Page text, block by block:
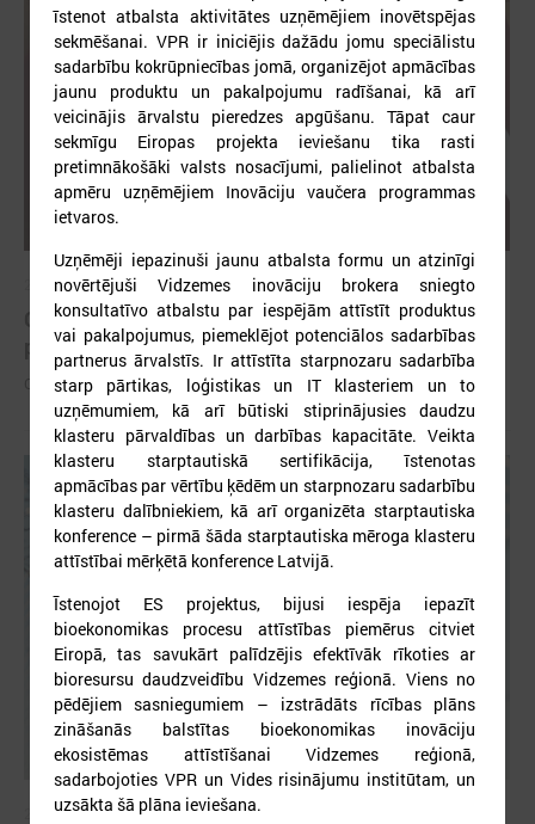
2026. gada 26. maijs
Cildināti “Talkas cilts balvas” uzvarētāji un
pašvaldību koordinatori
Cildināti “Talkas cilts balvas” uzvarētāji un pašvaldību koordinatori
2026. gada 25. maijs
īstenot atbalsta aktivitātes uzņēmējiem inovētspējas
sekmēšanai. VPR ir iniciējis dažādu jomu speciālistu
sadarbību kokrūpniecības jomā, organizējot apmācības
jaunu produktu un pakalpojumu radīšanai, kā arī
veicinājis ārvalstu pieredzes apgūšanu. Tāpat caur
sekmīgu Eiropas projekta ieviešanu tika rasti
pretimnākošāki valsts nosacījumi, palielinot atbalsta
apmēru uzņēmējiem Inovāciju vaučera programmas
ietvaros.
Uzņēmēji iepazinuši jaunu atbalsta formu un atzinīgi
novērtējuši Vidzemes inovāciju brokera sniegto
konsultatīvo atbalstu par iespējām attīstīt produktus
vai pakalpojumus, piemeklējot potenciālos sadarbības
partnerus ārvalstīs. Ir attīstīta starpnozaru sadarbība
starp pārtikas, loģistikas un IT klasteriem un to
uzņēmumiem, kā arī būtiski stiprinājusies daudzu
klasteru pārvaldības un darbības kapacitāte. Veikta
klasteru starptautiskā sertifikācija, īstenotas
apmācības par vērtību ķēdēm un starpnozaru sadarbību
klasteru dalībniekiem, kā arī organizēta starptautiska
konference – pirmā šāda starptautiska mēroga klasteru
attīstībai mērķētā konference Latvijā.
Īstenojot ES projektus, bijusi iespēja iepazīt
bioekonomikas procesu attīstības piemērus citviet
Eiropā, tas savukārt palīdzējis efektīvāk rīkoties ar
bioresursu daudzveidību Vidzemes reģionā. Viens no
pēdējiem sasniegumiem – izstrādāts rīcības plāns
zināšanās balstītas bioekonomikas inovāciju
ekosistēmas attīstīšanai Vidzemes reģionā,
sadarbojoties VPR un Vides risinājumu institūtam, un
uzsākta šā plāna ieviešana.